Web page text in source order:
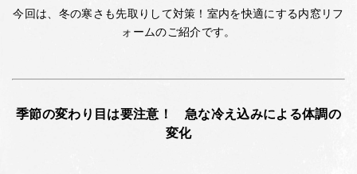
今回は、冬の寒さも先取りして対策！室内を快適にする内窓リフ
ォームのご紹介です。
季節の変わり目は要注意！ 急な冷え込みによる体調の
変化